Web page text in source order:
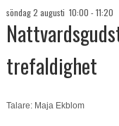
Barn och ungdom
Sång och musik
söndag 2 augusti 10:00 - 11:20
trefaldighet
Talare: Maja Ekblom